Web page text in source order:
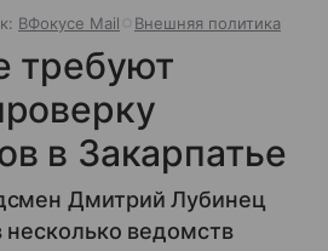
ВФокусе Mail Внешняя политика
требуют
в Закарпатье
Дмитрий Лубинец
несколько ведомств